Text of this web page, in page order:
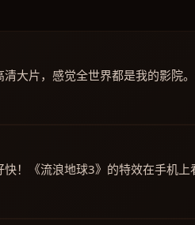
大片，感觉全世界都是我的影院
！《流浪地球3》的特效在手机